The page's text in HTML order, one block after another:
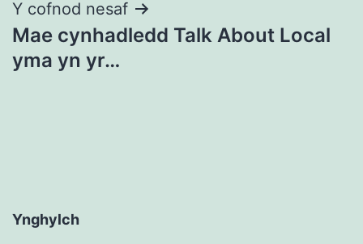
Y cofnod nesaf
Mae cynhadledd Talk About Local
yma yn yr…
Ynghylch